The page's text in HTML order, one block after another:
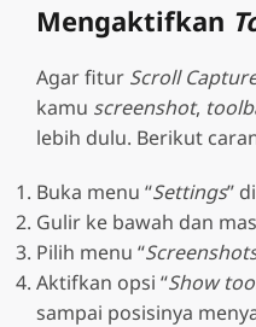
Mengaktifkan
Agar fitur Scroll
kamu screenshot,
lebih dulu. Berikut
Buka menu “Settings”
Gulir ke bawah dan
Pilih menu “
Aktifkan opsi “Show
sampai posisinya